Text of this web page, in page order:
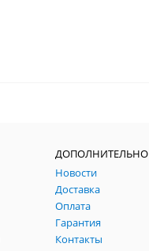
ДОПОЛНИТЕЛЬНО
Новости
Доставка
Оплата
Гарантия
Контакты